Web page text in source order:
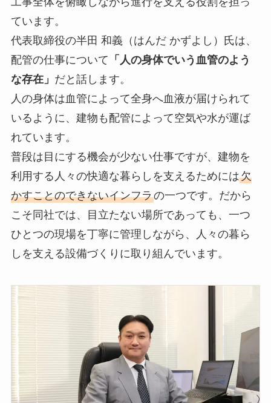
ています。
代表取締役の半田 和義（はんだ かずよし）氏は、
配管の仕事について 「人の身体でいう血管のよう
な存在」 だと話します。
人の身体は血管によって全身へ血液が届けられて
いるように、建物も配管によって空気や水が運ば
れています。
普段は目にする機会が少ない仕事ですが、建物を
利用する人々の快適な暮らしを支えるためには欠
かすことのできないインフラの一つです。だから
こそ同社では、目立たない場所であっても、一つ
ひとつの現場を丁寧に管理しながら、人々の暮ら
しを支える設備づくりに取り組んでいます。